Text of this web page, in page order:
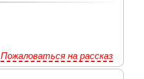
Пожаловаться на рассказ